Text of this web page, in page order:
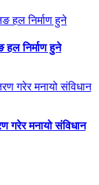
हल निर्माण हुने
गरेर मनायो संविधान